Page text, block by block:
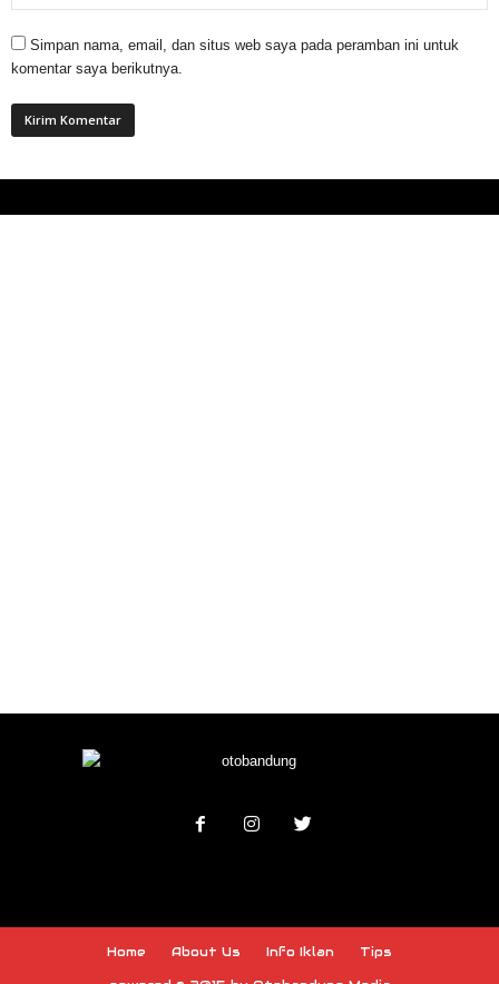
Simpan nama, email, dan situs web saya pada peramban ini untuk
komentar saya berikutnya.
Home About Us Info Iklan Tips